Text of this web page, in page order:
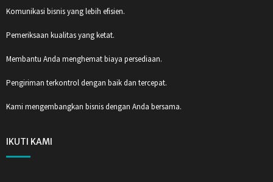
Komunikasi bisnis yang lebih efisien.
Pemeriksaan kualitas yang ketat.
Membantu Anda menghemat biaya persediaan.
Pengiriman terkontrol dengan baik dan tercepat.
Kami mengembangkan bisnis dengan Anda bersama.
IKUTI KAMI